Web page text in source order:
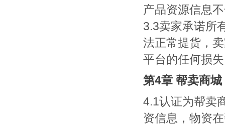
产品资源信息
3.3卖家承诺所
法正常提货，
平台的任何损
第4章 帮卖商城
4.1认证为帮卖
资信息，物资